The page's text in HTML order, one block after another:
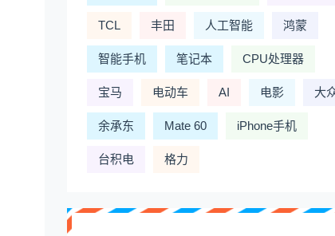
TCL 丰田 人工智能 鸿蒙
智能手机 笔记本 CPU处理器
宝马 电动车 AI 电影 大
余承东 Mate 60 iPhone手机
台积电 格力